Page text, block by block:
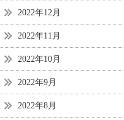
2022年12月
2022年11月
2022年10月
2022年9月
2022年8月